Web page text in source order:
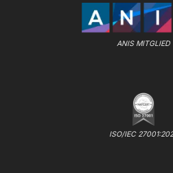
ANIS MITGLIED
ISO/IEC